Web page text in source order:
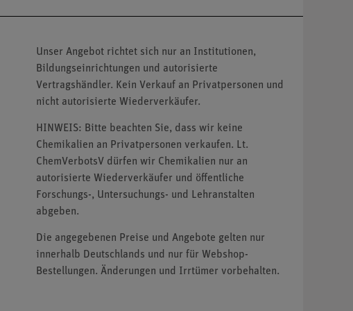
Unser Angebot richtet sich nur an Institutionen,
Bildungseinrichtungen und autorisierte
Vertragshändler. Kein Verkauf an Privatpersonen und
nicht autorisierte Wiederverkäufer.
HINWEIS: Bitte beachten Sie, dass wir keine
Chemikalien an Privatpersonen verkaufen. Lt.
ChemVerbotsV dürfen wir Chemikalien nur an
autorisierte Wiederverkäufer und öffentliche
Forschungs-, Untersuchungs- und Lehranstalten
abgeben.
Die angegebenen Preise und Angebote gelten nur
innerhalb Deutschlands und nur für Webshop-
Bestellungen. Änderungen und Irrtümer vorbehalten.